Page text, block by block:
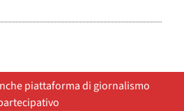
piattaforma di giornalismo